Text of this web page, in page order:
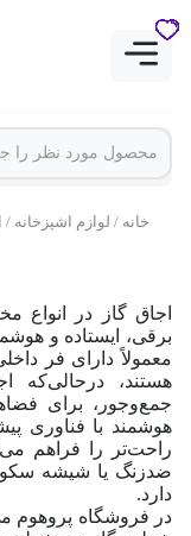
خانه / لوازم اشپزخانه /
اجاق گاز در انواع
برقی، ایستاده و
معمولاً دارای فر
هستند، در‌حالی‌که
جمع‌وجور، برای
هوشمند با فناوری
راحت‌تر را فراهم
ضدزنگ یا شیشه
دارد.
در فروشگاه پروهوم